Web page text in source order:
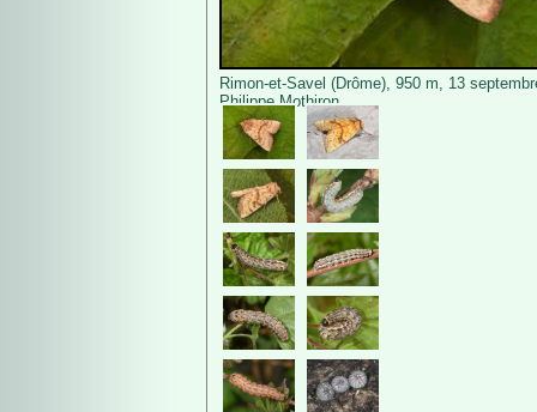
Rimon-et-Savel (Drôme), 950 m, 13
Philippe Mothiron.